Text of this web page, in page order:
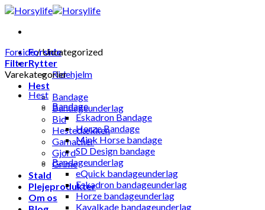
Skip
content
Forside
Rytter
Ridehjelm
Hest
Bandage
Bandageunderlag
Bid
Hestedækken
Gamacher
Gjord
Grime
Stald
Plejeprodukter
Om os
Forside/Uncategorized
Filter
Varekategorier
Hest
Bandage
Eskadron Bandage
Horze Bandage
Mink Horse bandage
SD Design bandage
Bandageunderlag
eQuick bandageunderlag
Eskadron bandageunderlag
Horze bandageunderlag
Kavalkade bandageunderlag